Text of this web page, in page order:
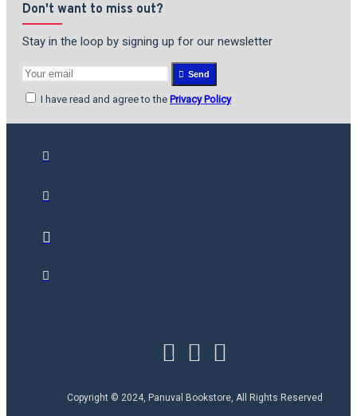
Don't want to miss out?
Stay in the loop by signing up for our newsletter
Send
I have read and agree to the Privacy Policy
Copyright © 2024, Panuval Bookstore, All Rights Reserved